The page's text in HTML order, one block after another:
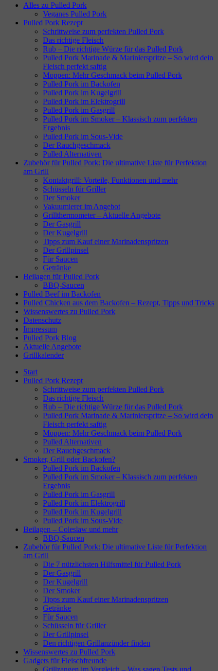
Alles zu Pulled Pork
Veganes Pulled Pork
Pulled Pork Rezept
Schrittweise zum perfekten Pulled Pork
Das richtige Fleisch
Rub – Die richtige Würze für das Pulled Pork
Pulled Pork Marinade & Marinierspritze – So wird dein
Fleisch perfekt saftig
Moppen: Mehr Geschmack beim Pulled Pork
Pulled Pork im Backofen
Pulled Pork im Kugelgrill
Pulled Pork im Elektrogrill
Pulled Pork im Gasgrill
Pulled Pork im Smoker – Klassisch zum perfekten
Ergebnis
Pulled Pork im Sous-Vide
Der Rauchgeschmack
Pulled Alternativen
Zubehör für Pulled Pork: Die ultimative Liste für Perfektion
am Grill
Kontaktgrill: Vorteile, Funktionen und mehr
Schüsseln für Griller
Der Smoker
Vakuumierer im Angebot
Grillthermometer – Aktuelle Angebote
Der Gasgrill
Der Kugelgrill
Tipps zum Kauf einer Marinadenspritzen
Der Grillpinsel
Für Saucen
Getränke
Beilagen für Pulled Pork
BBQ-Saucen
Pulled Beef im Backofen
Pulled Chicken aus dem Backofen – Rezept, Tipps und Tricks
Wissenswertes zu Pulled Pork
Datenschutz
Impressum
Pulled Pork Blog
Aktuelle Angebote
Grillkalender
Start
Pulled Pork Rezept
Schrittweise zum perfekten Pulled Pork
Das richtige Fleisch
Rub – Die richtige Würze für das Pulled Pork
Pulled Pork Marinade & Marinierspritze – So wird dein
Fleisch perfekt saftig
Moppen: Mehr Geschmack beim Pulled Pork
Pulled Alternativen
Der Rauchgeschmack
Smoker, Grill oder Backofen?
Pulled Pork im Backofen
Pulled Pork im Smoker – Klassisch zum perfekten
Ergebnis
Pulled Pork im Gasgrill
Pulled Pork im Elektrogrill
Pulled Pork im Kugelgrill
Pulled Pork im Sous-Vide
Beilagen – Coleslaw und mehr
BBQ-Saucen
Zubehör für Pulled Pork: Die ultimative Liste für Perfektion
am Grill
Die 7 nützlichsten Hilfsmittel für Pulled Pork
Der Gasgrill
Der Kugelgrill
Der Smoker
Tipps zum Kauf einer Marinadenspritzen
Getränke
Für Saucen
Schüsseln für Griller
Der Grillpinsel
Den richtigen Grillanzünder finden
Wissenswertes zu Pulled Pork
Gadgets für Fleischfreunde
Grillzangen im Vergleich – Was sagen Tests und